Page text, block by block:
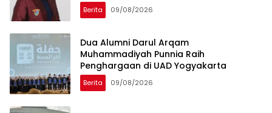
Berita 09/08/2026
Dua Alumni Darul Arqam
Muhammadiyah Punnia Raih
Penghargaan di UAD Yogyakarta
Berita 09/08/2026